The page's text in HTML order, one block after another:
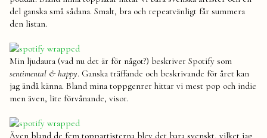
del ganska små sådana. Smalt, bra och repeatvänligt får summera
den listan.
Min ljudaura (vad nu det är för något?) beskriver Spotify som
sentimental & happy. Ganska träffande och beskrivande för året kan
jag ändå känna. Bland mina toppgenrer hittar vi mest pop och indie
men även, lite förvånande, visor.
Även bland de fem toppartisterna blev det bara svenskt, vilket jag